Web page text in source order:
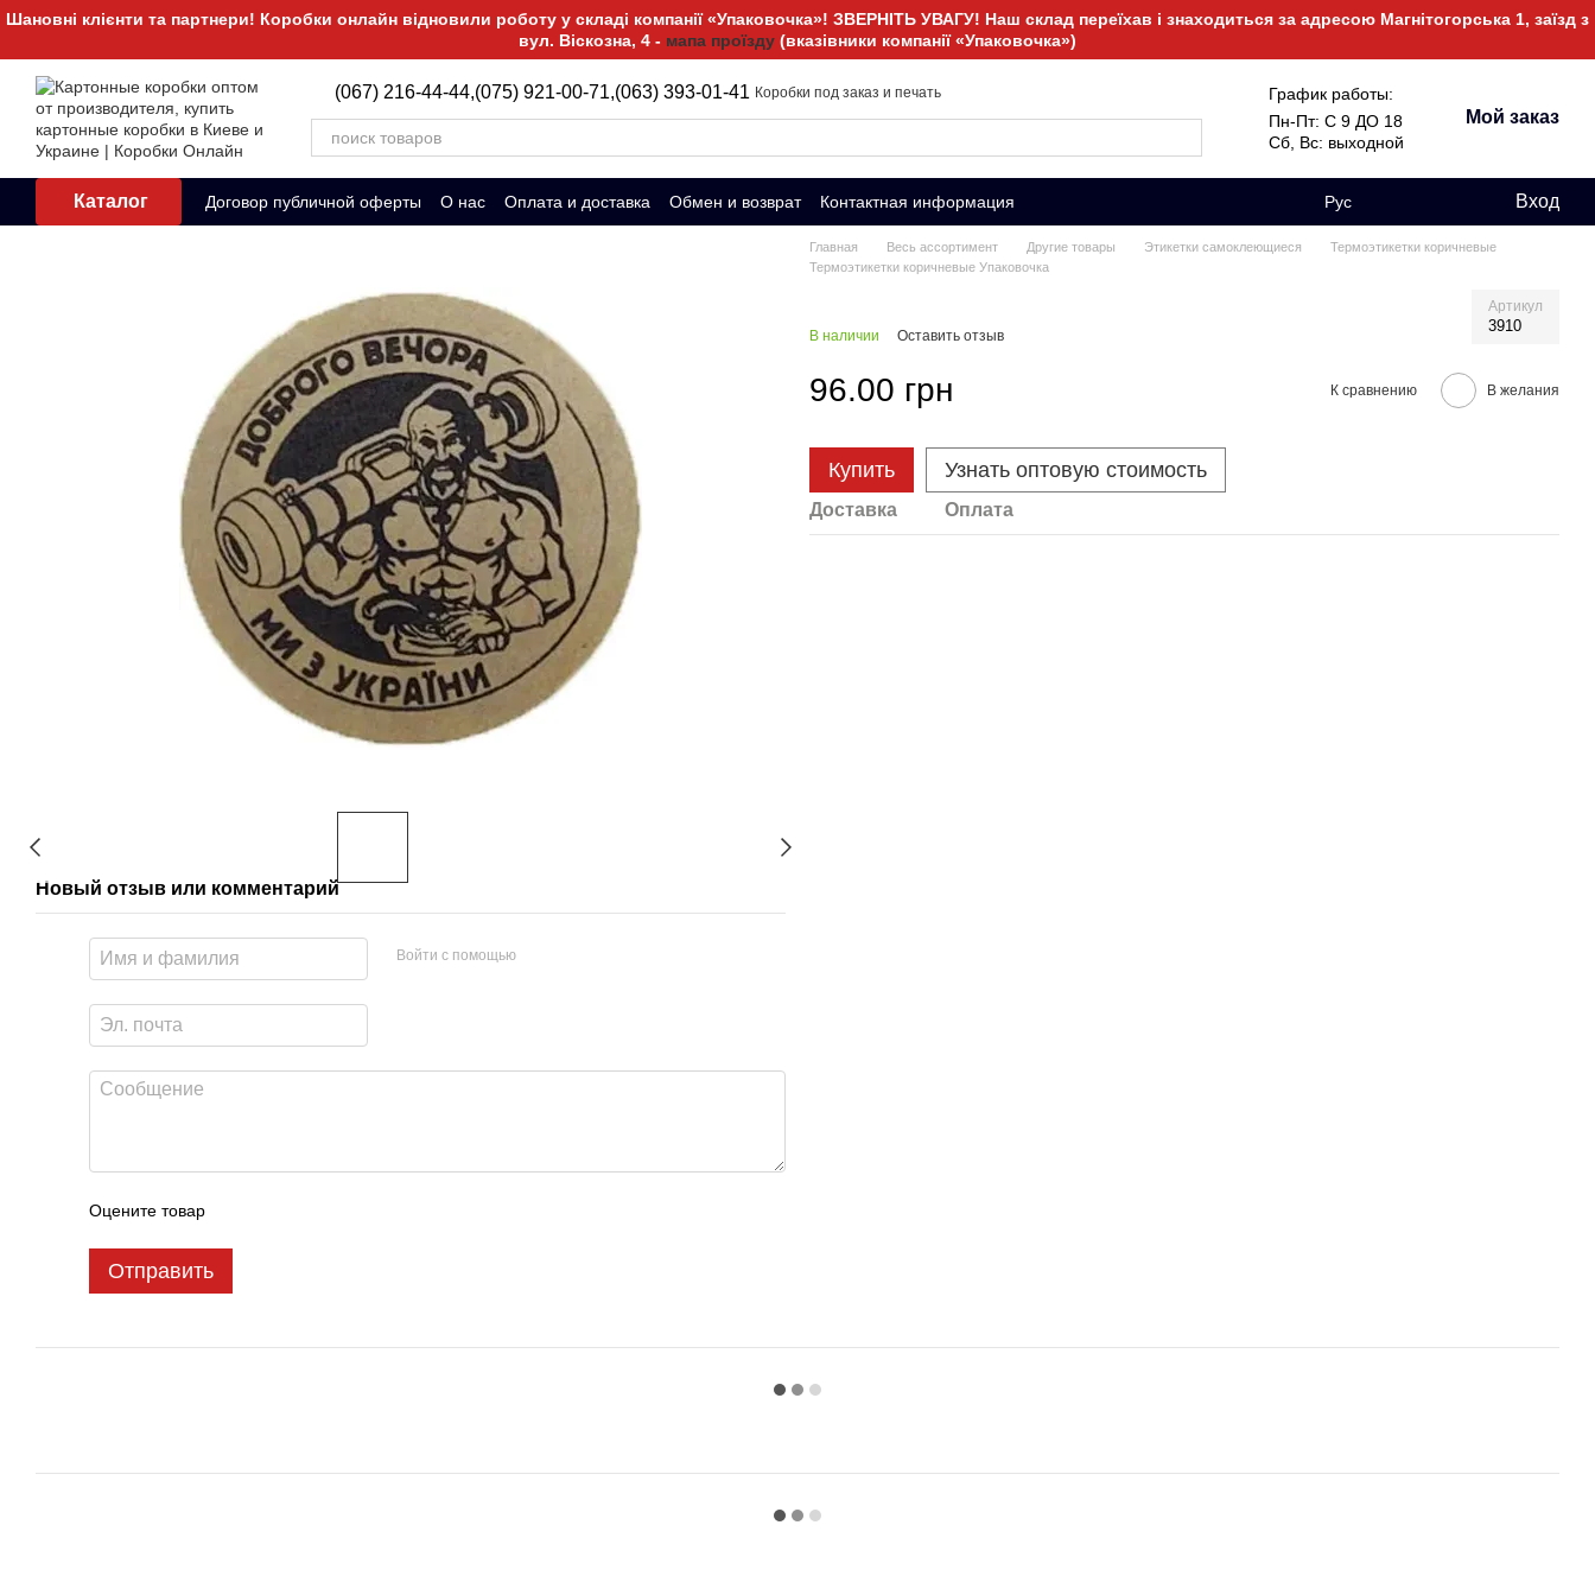
Перейти к основному контенту
Шановні клієнти та партнери! Коробки онлайн відновили роботу у складі компанії «Упаковочка»! ЗВЕРНІТЬ УВАГУ! Наш склад переїхав і знаходиться за адресою Магнітогорська 1, заїзд з
вул. Віскозна, 4 - мапа проїзду (вказівники компанії «Упаковочка»)
(067) 216-44-44,(075) 921-00-71,(063) 393-01-41 Коробки под заказ и печать
График работы:
Пн-Пт: С 9 ДО 18
Сб, Вс: выходной
Мой заказ
Каталог Договор публичной оферты О нас Оплата и доставка Обмен и возврат Контактная информация Рус Вход
Новый отзыв или комментарий
Войти с помощью
Оцените товар
Отправить
Главная Весь ассортимент Другие товары Этикетки самоклеющиеся
Термоэтикетки коричневые
Термоэтикетки коричневые Упаковочка
Артикул
3910
В наличии Оставить отзыв
96.00 грн К сравнению В желания
Купить Узнать оптовую стоимость
Доставка Оплата